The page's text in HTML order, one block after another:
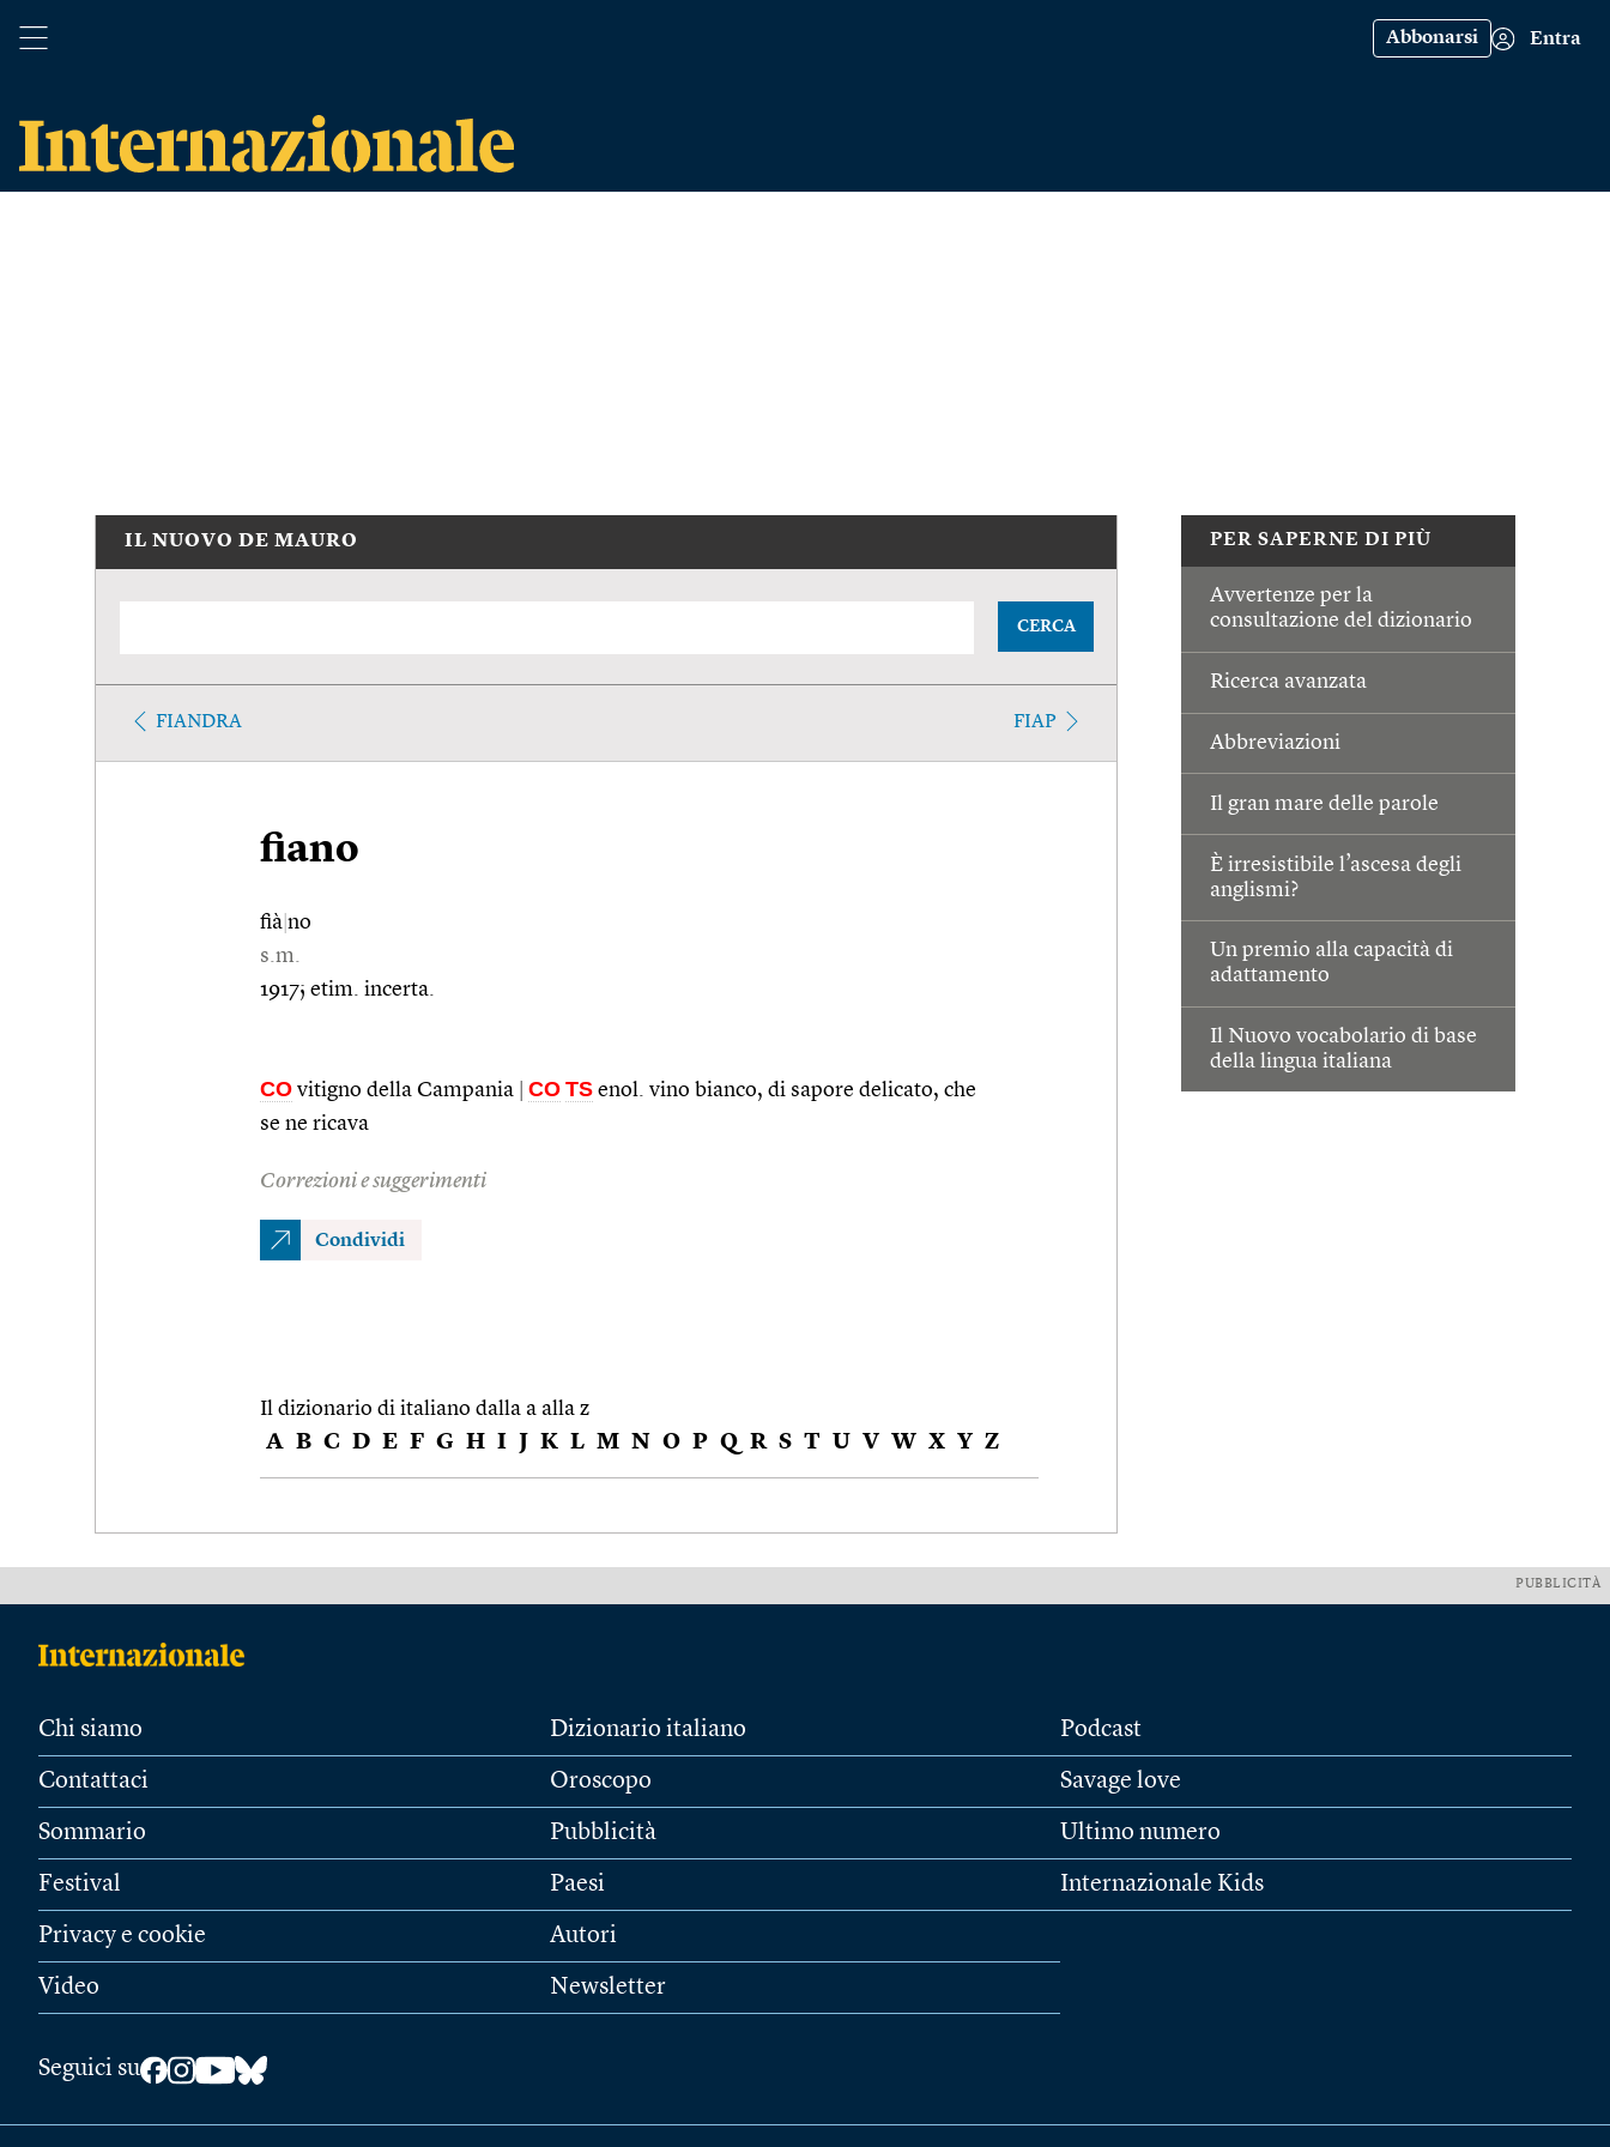
Abbonarsi Entra
PER SAPERNE DI PIÙ
Avvertenze per la
consultazione del dizionario
Ricerca avanzata
Abbreviazioni
Il gran mare delle parole
È irresistibile l’ascesa degli
anglismi?
Un premio alla capacità di
adattamento
Il Nuovo vocabolario di base
della lingua italiana
IL NUOVO DE MAURO
CERCA
FIANDRA FIAP
fiano
fià no
s.m.
1917; etim. incerta.
CO vitigno della Campania CO TS enol. vino bianco, di sapore delicato, che
se ne ricava
Correzioni e suggerimenti
Condividi
Il dizionario di italiano dalla a alla z
A B C D E F G H I J K L M N O P Q R S T U V W X Y Z
PUBBLICITÀ
Chi siamo
Contattaci
Sommario
Festival
Privacy e cookie
Video
Dizionario italiano
Oroscopo
Pubblicità
Paesi
Autori
Newsletter
Podcast
Savage love
Ultimo numero
Internazionale Kids
Seguici su